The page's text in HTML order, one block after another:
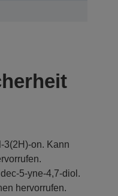
3(2H)-on. Kann
5-yne-4,7-diol.
hervorrufen.